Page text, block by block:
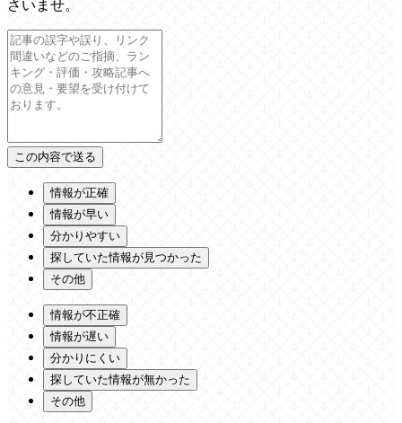
さいませ。
情報が正確
情報が早い
分かりやすい
探していた情報が見つかった
その他
情報が不正確
情報が遅い
分かりにくい
探していた情報が無かった
その他